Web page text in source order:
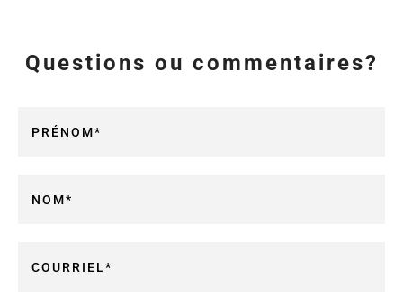
Questions ou commentaires?